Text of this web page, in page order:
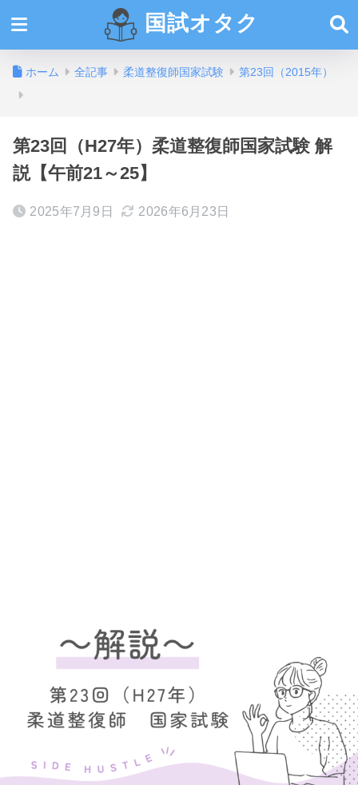
国試オタク
ホーム 全記事 柔道整復師国家試験 第23回（2015年）
第23回（H27年）柔道整復師国家試験 解
説【午前21～25】
2025年7月9日 2026年6月23日